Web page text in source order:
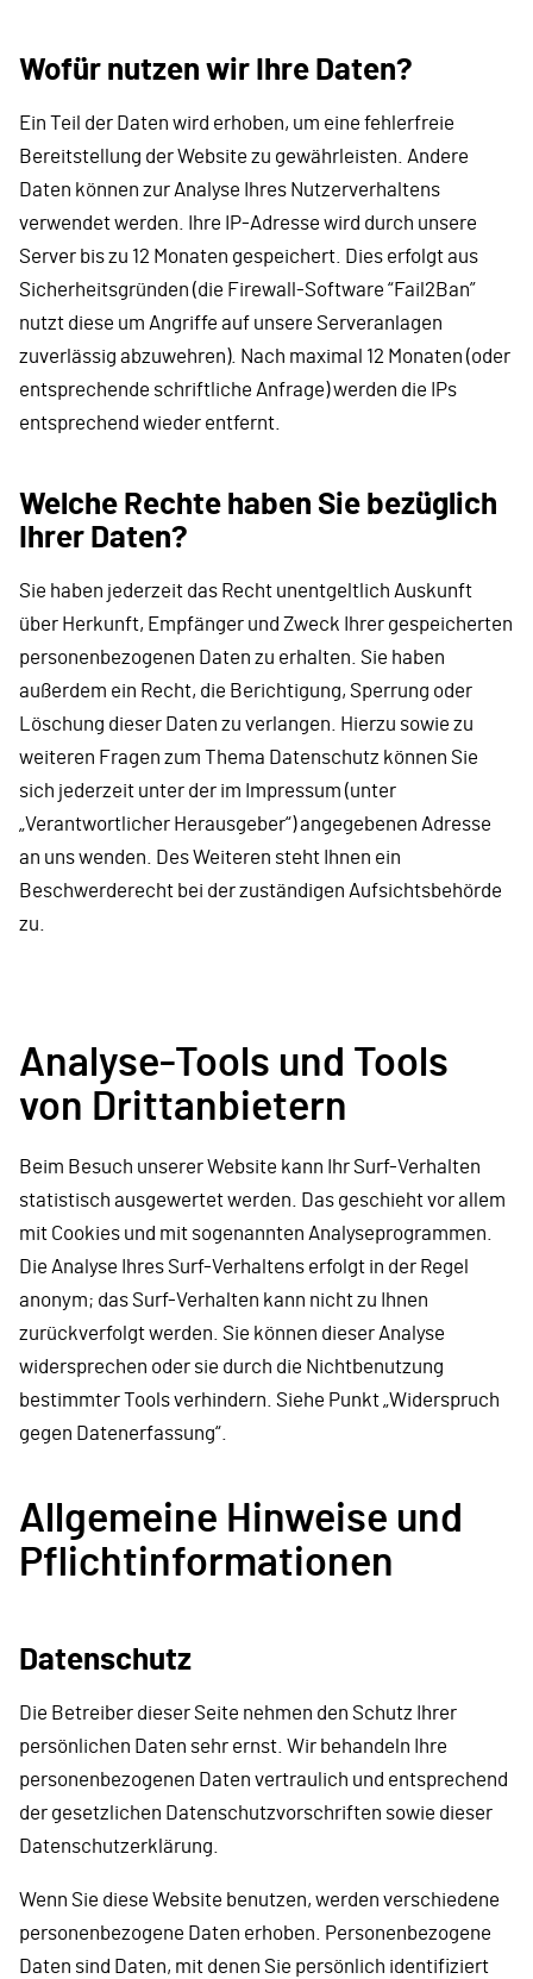
Wofür nutzen wir Ihre Daten?
Ein Teil der Daten wird erhoben, um eine fehlerfreie
Bereitstellung der Website zu gewährleisten. Andere
Daten können zur Analyse Ihres Nutzerverhaltens
verwendet werden. Ihre IP-Adresse wird durch unsere
Server bis zu 12 Monaten gespeichert. Dies erfolgt aus
Sicherheitsgründen (die Firewall-Software “Fail2Ban”
nutzt diese um Angriffe auf unsere Serveranlagen
zuverlässig abzuwehren). Nach maximal 12 Monaten (oder
entsprechende schriftliche Anfrage) werden die IPs
entsprechend wieder entfernt.
Welche Rechte haben Sie bezüglich
Ihrer Daten?
Sie haben jederzeit das Recht unentgeltlich Auskunft
über Herkunft, Empfänger und Zweck Ihrer gespeicherten
personenbezogenen Daten zu erhalten. Sie haben
außerdem ein Recht, die Berichtigung, Sperrung oder
Löschung dieser Daten zu verlangen. Hierzu sowie zu
weiteren Fragen zum Thema Datenschutz können Sie
sich jederzeit unter der im Impressum (unter
„Verantwortlicher Herausgeber“) angegebenen Adresse
an uns wenden. Des Weiteren steht Ihnen ein
Beschwerderecht bei der zuständigen Aufsichtsbehörde
zu.
Analyse-Tools und Tools
von Drittanbietern
Beim Besuch unserer Website kann Ihr Surf-Verhalten
statistisch ausgewertet werden. Das geschieht vor allem
mit Cookies und mit sogenannten Analyseprogrammen.
Die Analyse Ihres Surf-Verhaltens erfolgt in der Regel
anonym; das Surf-Verhalten kann nicht zu Ihnen
zurückverfolgt werden. Sie können dieser Analyse
widersprechen oder sie durch die Nichtbenutzung
bestimmter Tools verhindern. Siehe Punkt „Widerspruch
gegen Datenerfassung“.
Allgemeine Hinweise und
Pflichtinformationen
Datenschutz
Die Betreiber dieser Seite nehmen den Schutz Ihrer
persönlichen Daten sehr ernst. Wir behandeln Ihre
personenbezogenen Daten vertraulich und entsprechend
der gesetzlichen Datenschutzvorschriften sowie dieser
Datenschutzerklärung.
Wenn Sie diese Website benutzen, werden verschiedene
personenbezogene Daten erhoben. Personenbezogene
Daten sind Daten, mit denen Sie persönlich identifiziert